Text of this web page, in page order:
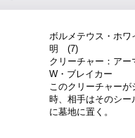
ボルメテウス・ホ
明 (7)
クリーチャー：ア
W・ブレイカー
このクリーチャー
時、相手はそのシー
に墓地に置く。